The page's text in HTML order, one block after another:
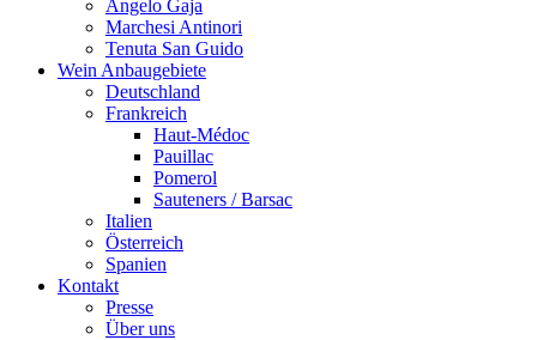
Angelo Gaja
Marchesi Antinori
Tenuta San Guido
Wein Anbaugebiete
Deutschland
Frankreich
Haut-Médoc
Pauillac
Pomerol
Sauteners / Barsac
Italien
Österreich
Spanien
Kontakt
Presse
Über uns